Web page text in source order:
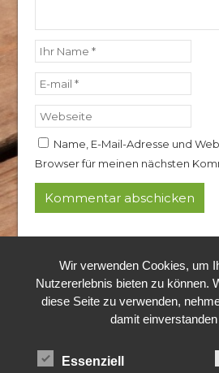
Name, E-Mail-Adresse und
Browser für meinen nächsten
Alle Rechte
Wir verwenden Cookies, um
Nutzererlebnis bieten zu können.
diese Seite zu verwenden,
damit
Essenziell